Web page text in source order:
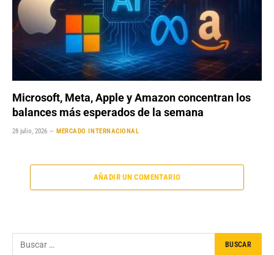
Microsoft, Meta, Apple y Amazon concentran los
balances más esperados de la semana
28 julio, 2026 MERCADO INTERNACIONAL
AÑADIR UN COMENTARIO